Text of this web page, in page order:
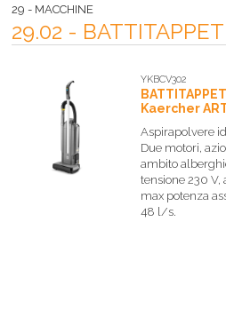
29 - MACCHINE
29.02 -
YKBCV302
Kaercher
Aspirapolvere
Due motori,
ambito
tensione 230
max potenza
48 l/s.